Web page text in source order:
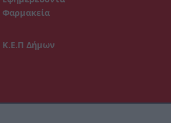
Φαρμακεία
Κ.Ε.Π Δήμων